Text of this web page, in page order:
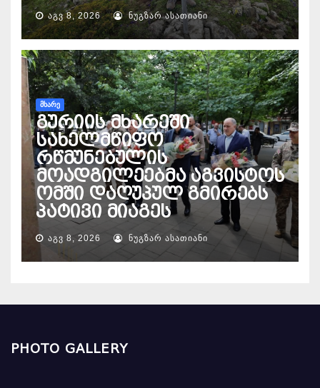
ᲐᲒᲕ 8, 2026 ᲜᲣᲒᲖᲐᲠ ᲐᲡᲐᲗᲘᲐᲜᲘ
ᲛᲮᲐᲠᲔ
გურიის მხარეში
სახელმწიფო
რწმუნებულის
მოადგილეებმა აგვისტოს
ომში დაღუპულ გმირებს
პატივი მიაგეს
ᲐᲒᲕ 8, 2026 ᲜᲣᲒᲖᲐᲠ ᲐᲡᲐᲗᲘᲐᲜᲘ
PHOTO GALLERY